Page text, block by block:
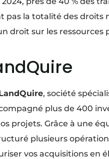
pas la totalité des droits
droit sur les ressources
, société
plus de 400
projets. Grâce à une
plusieurs
vos acquisitions en